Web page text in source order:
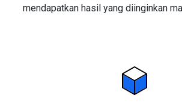
mendapatkan hasil yang diinginkan